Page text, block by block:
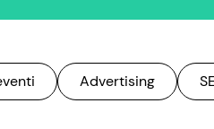
Advertising